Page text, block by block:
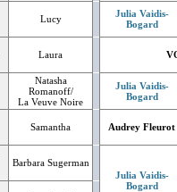
Lucy
Julia Vaidis-
Bogard
Laura
Natasha
Romanoff/
La Veuve Noire
Julia Vaidis-
Bogard
Samantha Audrey Fleurot
Barbara Sugerman
Julia Vaidis-
Bogard